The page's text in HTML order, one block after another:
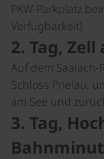
PKW-Parkplatz
Verfügbarkeit).
2. Tag, Zell
Auf dem
Schloss Prielau,
am See und
3. Tag,